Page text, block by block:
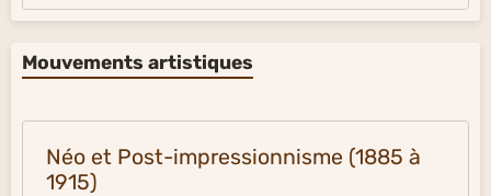
Mouvements artistiques
Néo et Post-impressionnisme (1885 à
1915)